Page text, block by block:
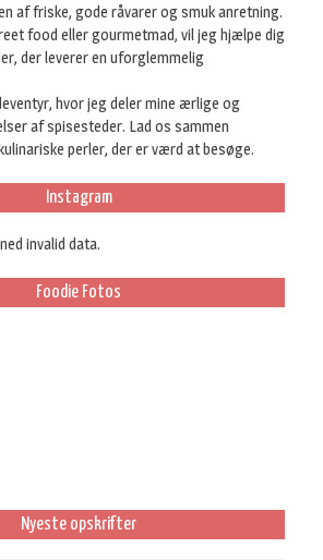
af friske, gode råvarer og smuk anretning.
food eller gourmetmad, vil jeg hjælpe dig
der leverer en uforglemmelig
hvor jeg deler mine ærlige og
af spisesteder. Lad os sammen
perler, der er værd at besøge.
Instagram
invalid data.
Foodie Fotos
Nyeste opskrifter